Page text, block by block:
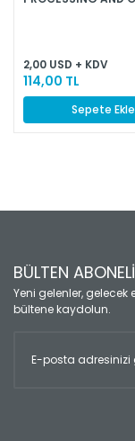
2,00 USD + KDV
114,00 TL
Sepete Ekle
BÜLTEN
Yeni gelenler,
bültene kaydolun.